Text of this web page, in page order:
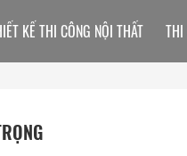
KẾ THI CÔNG NỘI THẤT THI